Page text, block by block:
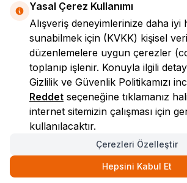
LokmanAVM
Yasal Çerez Kullanımı
Alışveriş deneyimlerinize daha iyi
sunabilmek için (KVKK) kişisel
düzenlemelere uygun çerezler
toplanıp işlenir. Konuyla ilgili
Gizlilik ve Güvenlik Politikamızı
Reddet seçeneğine tıklamanız
internet sitemizin çalışması için
kullanılacaktır.
Çerezleri Özelleştir
Hepsini Kabul Et